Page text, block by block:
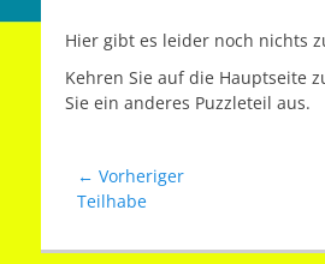
Hier gibt es leider noch nichts
Kehren Sie auf die Hauptseite
Sie ein anderes Puzzleteil aus.
Beitragsnavigation
← Vorheriger
Vorheriger
Teilhabe